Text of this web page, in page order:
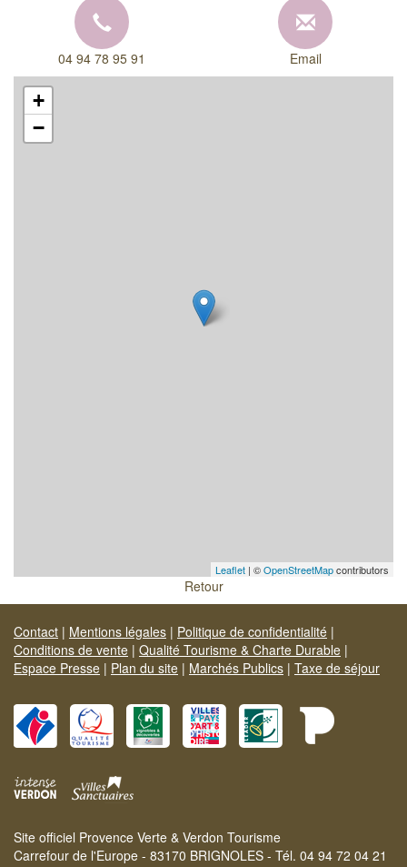
04 94 78 95 91 Email
+
−
Leaflet | ©OpenStreetMapcontributors
Retour
Contact | Mentions légales | Politique de confidentialité |
Conditions de vente | Qualité Tourisme & Charte Durable |
Espace Presse | Plan du site | Marchés Publics | Taxe de séjour
Site officiel Provence Verte & Verdon Tourisme
Carrefour de l'Europe - 83170 BRIGNOLES - Tél. 04 94 72 04 21